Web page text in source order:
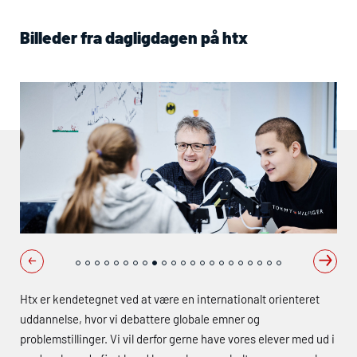
Billeder fra dagligdagen påhtx
Htx er kendetegnet ved at være en internationalt orienteret
uddannelse, hvor vi debattere globale emner og
problemstillinger. Vi vil derfor gerne have vores elever med ud i